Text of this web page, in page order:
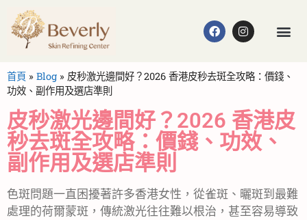
首頁 » Blog » 皮秒激光邊間好？2026 香港皮秒去斑全攻略：價錢、
功效、副作用及選店準則
皮秒激光邊間好？2026 香港皮
秒去斑全攻略：價錢、功效、
副作用及選店準則
色斑問題一直困擾著許多香港女性，從雀斑、曬斑到最難
處理的荷爾蒙斑，傳統激光往往難以根治，甚至容易導致